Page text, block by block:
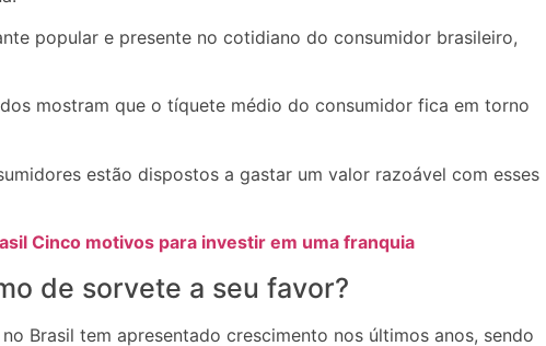
popular e presente no cotidiano do consumidor brasileiro,
mostram que o tíquete médio do consumidor fica em torno
estão dispostos a gastar um valor razoável com esses
Cinco motivos para investir em uma franquia
de sorvete a seu favor?
Brasil tem apresentado crescimento nos últimos anos, sendo